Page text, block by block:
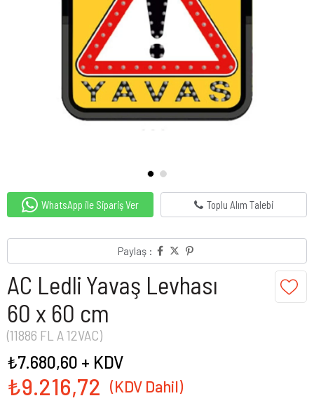
WhatsApp ile Sipariş Ver Toplu Alım Talebi
Paylaş :
AC Ledli Yavaş Levhası
60 x 60 cm
(11886 FL A 12VAC)
₺9.216,72
₺7.680,60 + KDV